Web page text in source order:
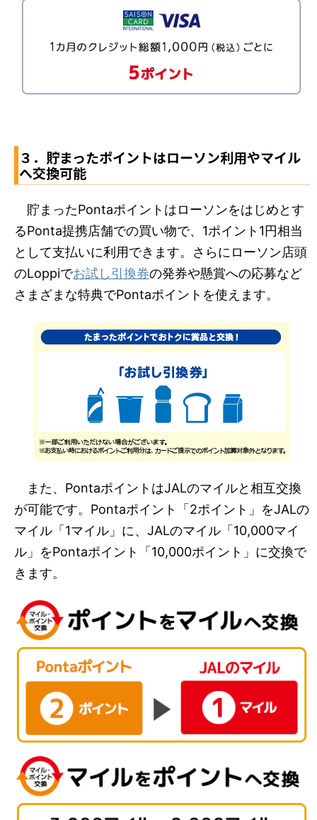
３．貯まったポイントはローソン利用やマイル
へ交換可能
貯まったPontaポイントはローソンをはじめとす
るPonta提携店舗での買い物で、1ポイント1円相当
として支払いに利用できます。さらにローソン店頭
のLoppiでお試し引換券の発券や懸賞への応募など
さまざまな特典でPontaポイントを使えます。
また、PontaポイントはJALのマイルと相互交換
が可能です。Pontaポイント「2ポイント」をJALの
マイル「1マイル」に、JALのマイル「10,000マイ
ル」をPontaポイント「10,000ポイント」に交換で
きます。